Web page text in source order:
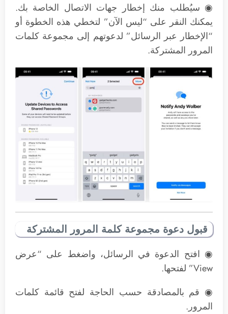
◉ سيُطلب منك إخطار جهات الاتصال الخاصة بك.
يمكنك النقر على “ليس الآن” لتخطي هذه الخطوة أو
“الإخطار عبر الرسائل” لدعوتهم إلى مجموعة كلمات
المرور المشتركة.
قبول دعوة مجموعة كلمة المرور المشتركة
◉ افتح الدعوة في الرسائل، واضغط على “عرض
View” لفتحها.
◉ قم بالمصادقة حسب الحاجة لفتح قائمة كلمات
المرور.